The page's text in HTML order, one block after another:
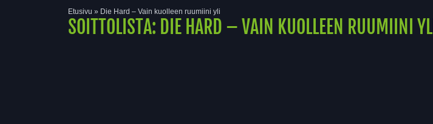
Etusivu » Die Hard – Vain kuolleen ruumiini yli
SOITTOLISTA: DIE HARD – VAIN KUOLLEEN RUUMIINI YLI